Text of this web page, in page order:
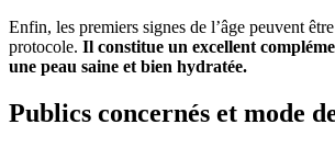
Enfin, les premiers signes de l’âge peuvent
protocole. Il constitue un excellent
une peau saine et bien hydratée.
Publics concernés et mode